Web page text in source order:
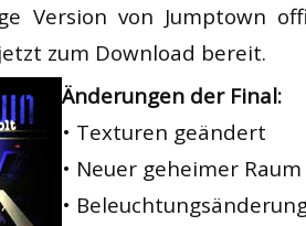
Version von Jumptown
zum Download bereit.
Änderungen der Final:
• Texturen geändert
• Neuer geheimer Raum
•